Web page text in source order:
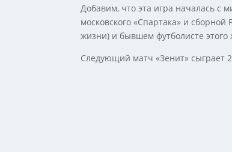
Добавим, что эта игра началась с
московского «Спартака» и
жизни) и бывшем футболисте этого
Следующий матч «Зенит» сыграет